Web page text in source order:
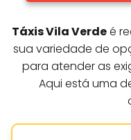
Táxis Vila Verdeé
sua variedade de
para atender as
Aqui está uma